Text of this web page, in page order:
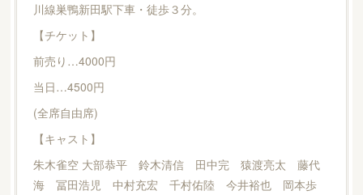
川線巣鴨新田駅下車・徒歩３分。
【チケット】
前売り…4000円
当日…4500円
(全席自由席)
【キャスト】
朱木雀空 大部恭平 鈴木清信 田中完 猿渡亮太 藤代
海 冨田浩児 中村充宏 千村佑陸 今井裕也 岡本歩